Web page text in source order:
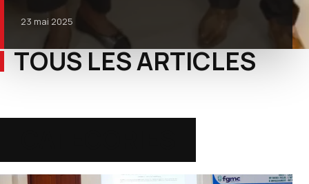
23 mai 2025
TOUS LES ARTICLES